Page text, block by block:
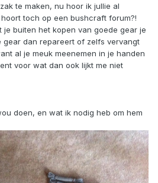
te maken, nu hoor ik jullie al
toch op een bushcraft forum?!
je buiten het kopen van goede gear je
gear dan repareert of zelfs vervangt
al je meuk meenemen in je handen
voor wat dan ook lijkt me niet
doen, en wat ik nodig heb om hem